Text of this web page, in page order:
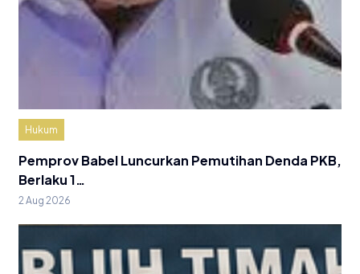
Hukum
Pemprov Babel Luncurkan Pemutihan Denda PKB,
Berlaku 1…
2 Aug 2026